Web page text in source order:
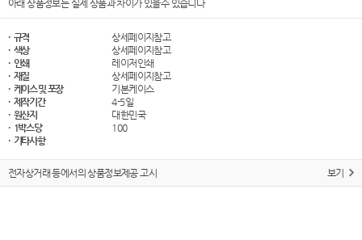
아래 상품정보는 실제 상품과 차이가 있을수 있습니다
· 규격
상세페이지참고
· 색상
상세페이지참고
· 인쇄
레이저인쇄
· 재질
상세페이지참고
· 케이스 및 포장
기본케이스
· 제작기간
4-5일
· 원산지
대한민국
· 1박스당
100
· 기타사항
전자상거래 등에서의 상품정보제공 고시 보기